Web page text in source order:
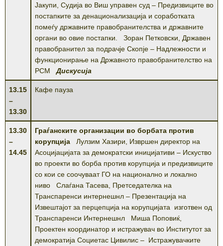
Јакупи, Судија во Виш управен суд – Предизвиците во
постапките за денационализација и соработката
помеѓу државните правобранителства и државните
органи во овие постапки. Зоран Петковски, Државен
правобранител за подрачје Скопје – Надлежности и
функционирање на Државното правобранителство на
РСМДискусија
13.15
–
13.30
Кафе пауза
13.30
–
14.45
Граѓанските организации во борбата против
корупција Лулзим Хазири, Извршен директор на
Асоцијацијата за демократски иницијативи – Искуство
во проекти во борба против корупција и предизвиците
со кои се соочуваат ГО на национално и локално
ниво Слаѓана Тасева, Претседателка на
Транспаренси интернешнл – Презентација на
Извештајот за перцепција на корупцијата изготвен од
Транспаренси Интернешнл Миша Поповиќ,
Проектен координатор и истражувач во Институтот за
демократија Социетас Цивилис – Истражувачките